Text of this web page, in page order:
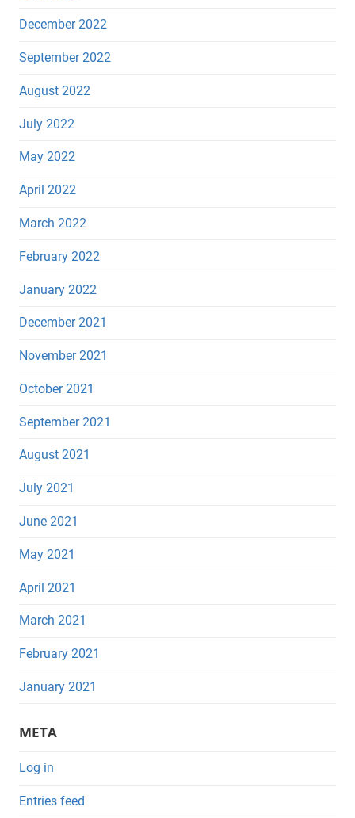
December 2022
September 2022
August 2022
July 2022
May 2022
April 2022
March 2022
February 2022
January 2022
December 2021
November 2021
October 2021
September 2021
August 2021
July 2021
June 2021
May 2021
April 2021
March 2021
February 2021
January 2021
META
Log in
Entries feed